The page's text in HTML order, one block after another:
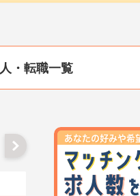
・転職一覧